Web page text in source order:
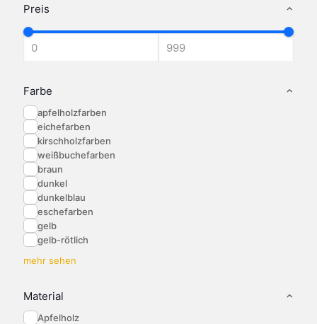
Preis
Farbe
apfelholzfarben
eichefarben
kirschholzfarben
weißbuchefarben
braun
dunkel
dunkelblau
eschefarben
gelb
gelb-rötlich
mehr sehen
Material
Apfelholz